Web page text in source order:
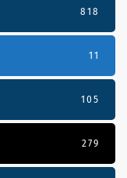
818
11
105
279